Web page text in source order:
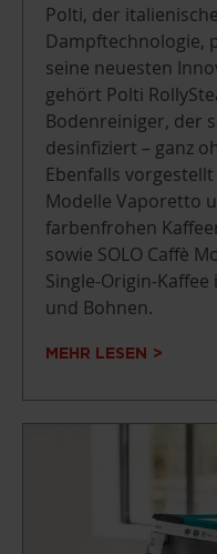
Polti, der
Dampftechnologie,
seine neuesten
gehört Polti
Bodenreiniger, der
desinfiziert – ganz
Ebenfalls
Modelle Vaporetto
farbenfrohen
sowie SOLO Caffè
Single-Origin-
und Bohnen.
MEHR LESEN